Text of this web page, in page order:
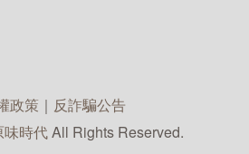
政策 ｜ 反詐騙公告
味時代All Rights Reserved.